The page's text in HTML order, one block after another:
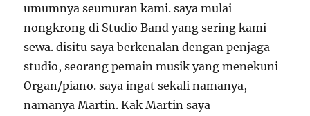
umumnya seumuran kami. saya mulai
nongkrong di Studio Band yang sering kami
sewa. disitu saya berkenalan dengan penjaga
studio, seorang pemain musik yang menekuni
Organ/piano. saya ingat sekali namanya,
namanya Martin. Kak Martin saya